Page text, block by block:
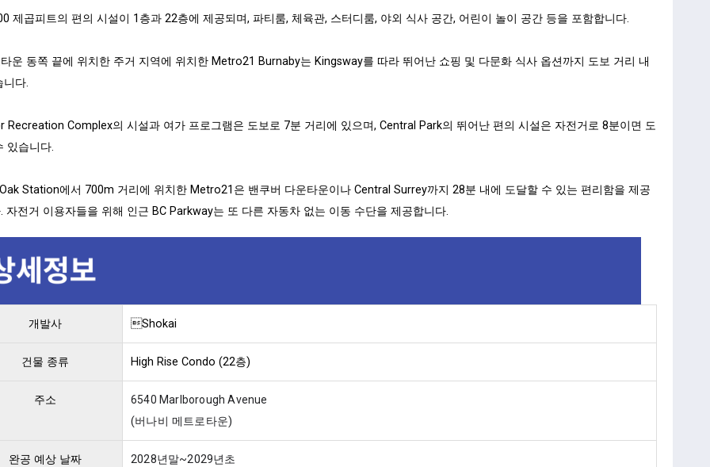
제곱피트의 편의 시설이 1층과 22층에 제공되며, 파티룸, 체육관, 스터디룸, 야외 식사 공간, 어린이 놀이 공간 등을 포함합니다.
운 동쪽 끝에 위치한 주거 지역에 위치한 Metro21 Burnaby는 Kingsway를 따라 뛰어난 쇼핑 및 다문화 식사 옵션까지 도보 거리 내
니다.
Recreation Complex의 시설과 여가 프로그램은 도보로 7분 거리에 있으며, Central Park의 뛰어난 편의 시설은 자전거로 8분이면 도
있습니다.
Station에서 700m 거리에 위치한 Metro21은 밴쿠버 다운타운이나 Central Surrey까지 28분 내에 도달할 수 있는 편리함을 제공
자전거 이용자들을 위해 인근 BC Parkway는 또 다른 자동차 없는 이동 수단을 제공합니다.
개발사 Shokai
건물 종류 High Rise Condo (22층)
주소 6540 Marlborough Avenue
(버나비 메트로타운)
완공 예상 날짜 2028년말~2029년초